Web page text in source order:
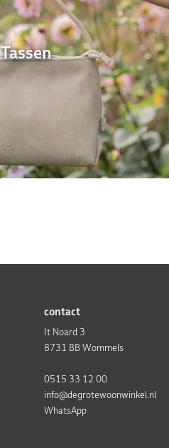
Tassen
contact
It Noard 3
8731 BB Wommels
0515 33 12 00
info@degrotewoonwinkel.nl
WhatsApp